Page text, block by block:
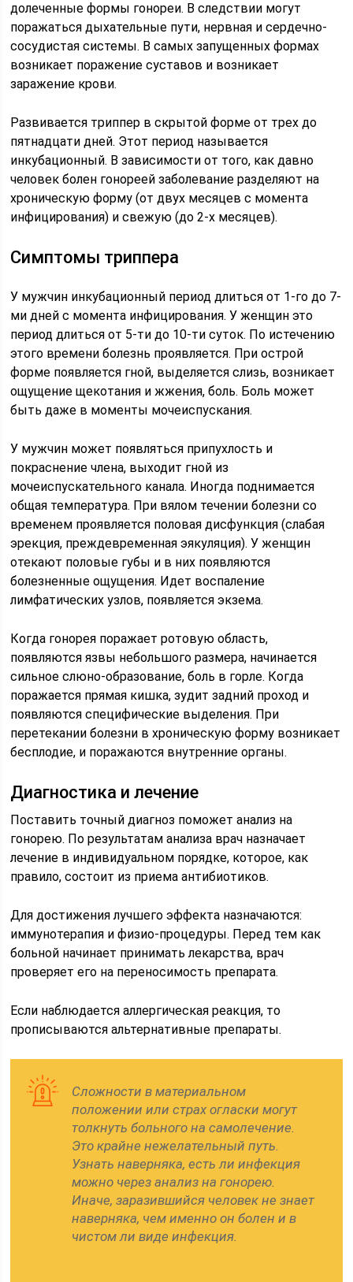
долеченные формы гонореи. В следствии могут
поражаться дыхательные пути, нервная и сердечно-
сосудистая системы. В самых запущенных формах
возникает поражение суставов и возникает
заражение крови.
Развивается триппер в скрытой форме от трех до
пятнадцати дней. Этот период называется
инкубационный. В зависимости от того, как давно
человек болен гонореей заболевание разделяют на
хроническую форму (от двух месяцев с момента
инфицирования) и свежую (до 2-х месяцев).
Симптомы триппера
У мужчин инкубационный период длиться от 1-го до 7-
ми дней с момента инфицирования. У женщин это
период длиться от 5-ти до 10-ти суток. По истечению
этого времени болезнь проявляется. При острой
форме появляется гной, выделяется слизь, возникает
ощущение щекотания и жжения, боль. Боль может
быть даже в моменты мочеиспускания.
У мужчин может появляться припухлость и
покраснение члена, выходит гной из
мочеиспускательного канала. Иногда поднимается
общая температура. При вялом течении болезни со
временем проявляется половая дисфункция (слабая
эрекция, преждевременная эякуляция). У женщин
отекают половые губы и в них появляются
болезненные ощущения. Идет воспаление
лимфатических узлов, появляется экзема.
Когда гонорея поражает ротовую область,
появляются язвы небольшого размера, начинается
сильное слюно-образование, боль в горле. Когда
поражается прямая кишка, зудит задний проход и
появляются специфические выделения. При
перетекании болезни в хроническую форму возникает
бесплодие, и поражаются внутренние органы.
Диагностика и лечение
Поставить точный диагноз поможет анализ на
гонорею. По результатам анализа врач назначает
лечение в индивидуальном порядке, которое, как
правило, состоит из приема антибиотиков.
Для достижения лучшего эффекта назначаются:
иммунотерапия и физио-процедуры. Перед тем как
больной начинает принимать лекарства, врач
проверяет его на переносимость препарата.
Если наблюдается аллергическая реакция, то
прописываются альтернативные препараты.
Сложности в материальном
положении или страх огласки могут
толкнуть больного на самолечение.
Это крайне нежелательный путь.
Узнать наверняка, есть ли инфекция
можно через анализ на гонорею.
Иначе, заразившийся человек не знает
наверняка, чем именно он болен и в
чистом ли виде инфекция.